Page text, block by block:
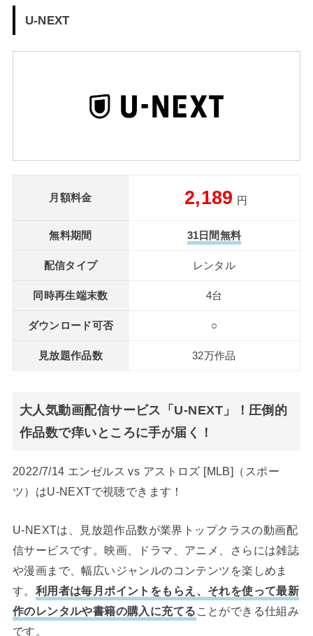
U-NEXT
月額料金 2,189 円
無料期間 31日間無料
配信タイプ レンタル
同時再生端末数 4台
ダウンロード可否 ○
見放題作品数 32万作品
大人気動画配信サービス「U-NEXT」！圧倒的
作品数で痒いところに手が届く！
2022/7/14 エンゼルス vs アストロズ [MLB]（スポー
ツ）はU-NEXTで視聴できます！
U-NEXTは、見放題作品数が業界トップクラスの動画配
信サービスです。映画、ドラマ、アニメ、さらには雑誌
や漫画まで、幅広いジャンルのコンテンツを楽しめま
す。 利用者は毎月ポイントをもらえ、それを使って最新
作のレンタルや書籍の購入に充てる ことができる仕組み
です。